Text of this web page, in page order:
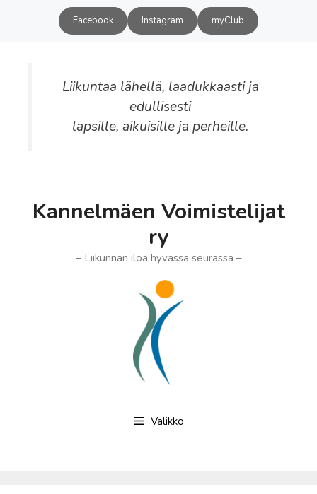
Facebook Instagram myClub
Liikuntaa lähellä, laadukkaasti ja
edullisesti
lapsille, aikuisille ja perheille.
Kannelmäen Voimistelijat
ry
– Liikunnan iloa hyvässä seurassa –
Valikko